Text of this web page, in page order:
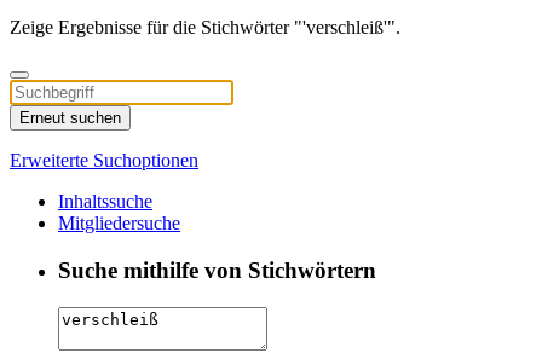
Zeige Ergebnisse für die Stichwörter "'verschleiß'".
Erneut suchen
Erweiterte Suchoptionen
Inhaltssuche
Mitgliedersuche
Suche mithilfe von Stichwörtern